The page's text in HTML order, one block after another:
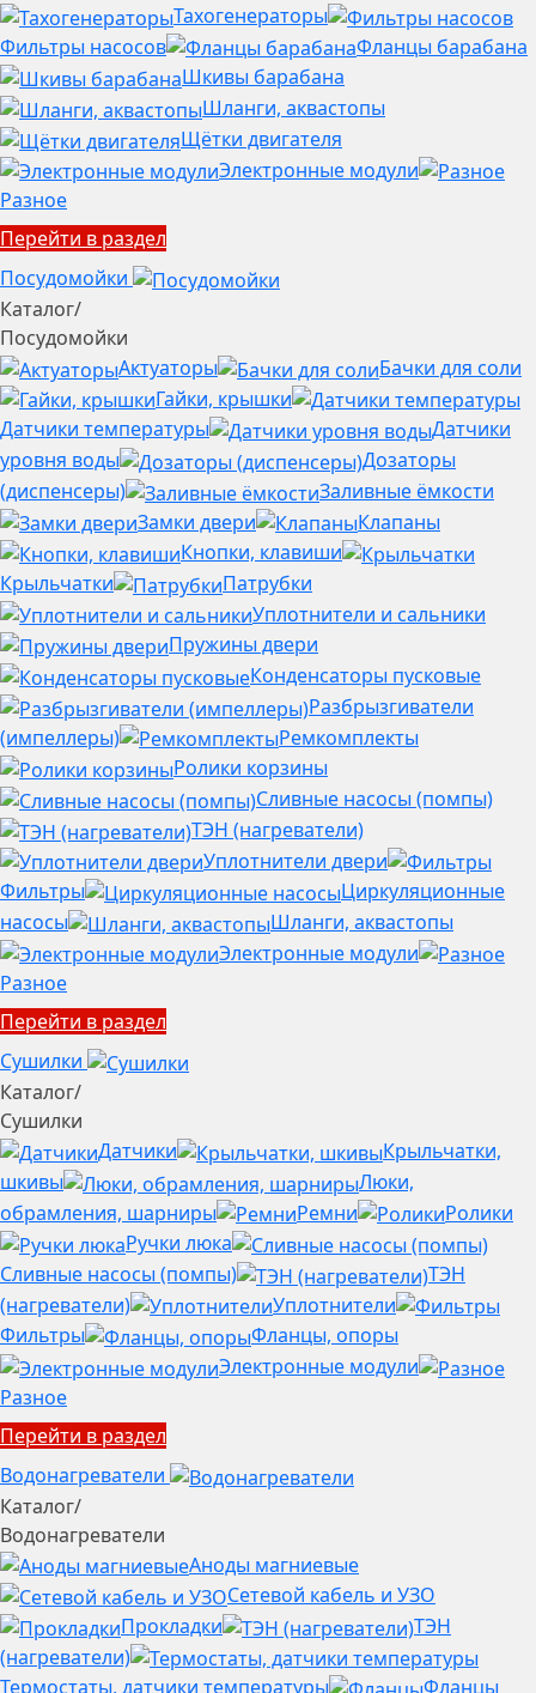
Тахогенераторы
Фильтры насосов
Фланцы барабана
Шкивы барабана
Шланги, аквастопы
Щётки двигателя
Электронные модули
Разное
Перейти в раздел
Посудомойки
Каталог/
Посудомойки
Актуаторы
Бачки для соли
Гайки, крышки
Датчики температуры
Датчики
уровня воды
Дозаторы
(диспенсеры)
Заливные ёмкости
Замки двери
Клапаны
Кнопки, клавиши
Крыльчатки
Патрубки
Уплотнители и сальники
Пружины двери
Конденсаторы пусковые
Разбрызгиватели
(импеллеры)
Ремкомплекты
Ролики корзины
Сливные насосы (помпы)
ТЭН (нагреватели)
Уплотнители двери
Фильтры
Циркуляционные
насосы
Шланги, аквастопы
Электронные модули
Разное
Перейти в раздел
Сушилки
Каталог/
Сушилки
Датчики
Крыльчатки,
шкивы
Люки,
обрамления, шарниры
Ремни
Ролики
Ручки люка
Сливные насосы (помпы)
ТЭН
(нагреватели)
Уплотнители
Фильтры
Фланцы, опоры
Электронные модули
Разное
Перейти в раздел
Водонагреватели
Каталог/
Водонагреватели
Аноды магниевые
Сетевой кабель и УЗО
Прокладки
ТЭН
(нагреватели)
Термостаты, датчики температуры
Фланцы